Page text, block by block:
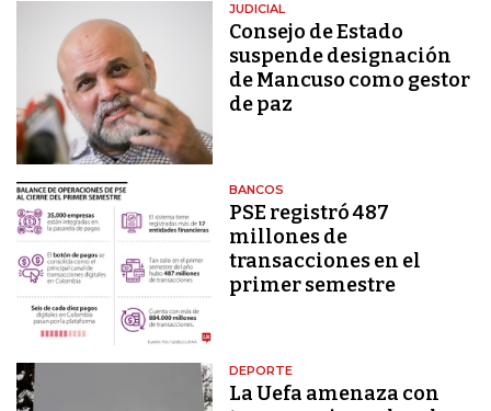
JUDICIAL
Consejo de Estado
suspende designación
de Mancuso como gestor
de paz
BANCOS
PSE registró 487
millones de
transacciones en el
primer semestre
DEPORTE
La Uefa amenaza con